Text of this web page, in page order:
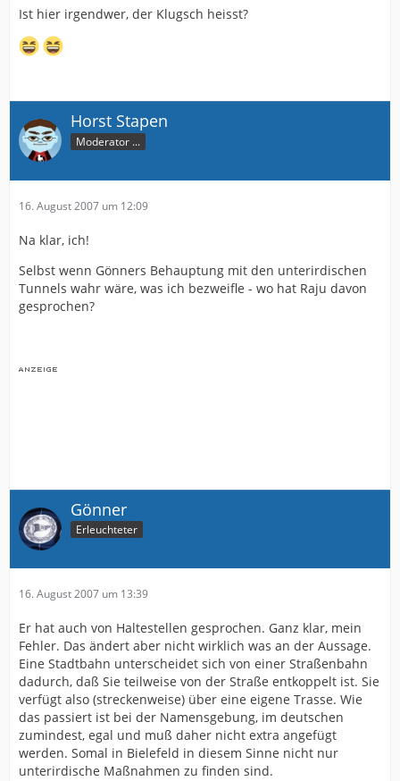
Ist hier irgendwer, der Klugsch heisst?
Horst Stapen
Moderator ...
16. August 2007 um 12:09
Na klar, ich!
Selbst wenn Gönners Behauptung mit den unterirdischen
Tunnels wahr wäre, was ich bezweifle - wo hat Raju davon
gesprochen?
Gönner
Erleuchteter
16. August 2007 um 13:39
Er hat auch von Haltestellen gesprochen. Ganz klar, mein
Fehler. Das ändert aber nicht wirklich was an der Aussage.
Eine Stadtbahn unterscheidet sich von einer Straßenbahn
dadurch, daß Sie teilweise von der Straße entkoppelt ist. Sie
verfügt also (streckenweise) über eine eigene Trasse. Wie
das passiert ist bei der Namensgebung, im deutschen
zumindest, egal und muß daher nicht extra angefügt
werden. Somal in Bielefeld in diesem Sinne nicht nur
unterirdische Maßnahmen zu finden sind.